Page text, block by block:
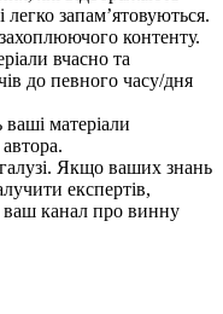
запам’ятовуються.
контенту.
вчасно та
до певного часу/дня
матеріали
Якщо ваших знань
експертів,
ваш канал про винну